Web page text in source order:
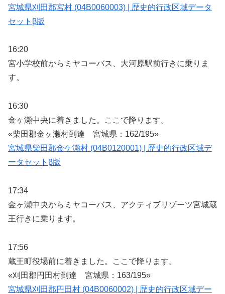
宮城県刈田郡宮村 (04B0060003) | 歴史的行政区域データ
セットβ版
16:20
宮小学校前からミヤコーバス、大河原駅前行きに乗りま
す。
16:30
金ヶ瀬中央に着きました。ここで降ります。
«柴田郡金ヶ瀬村到達 宮城県：162/195»
宮城県柴田郡金ケ瀬村 (04B0120001) | 歴史的行政区域デ
ータセットβ版
17:34
金ヶ瀬中央からミヤコーバス、アクティブリゾーツ宮城蔵
王行きに乗ります。
17:56
蔵王町役場前に着きました。ここで降ります。
«刈田郡円田村到達 宮城県：163/195»
宮城県刈田郡円田村 (04B0060002) | 歴史的行政区域デー